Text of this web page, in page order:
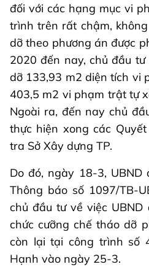
đối với các hạng mục vi
trình trên rất chậm,
dỡ theo phương án được
2020 đến nay, chủ đầu
dỡ 133,93 m2 diện tích vi
403,5 m2 vi phạm trật tự
Ngoài ra, đến nay chủ
thực hiện xong các
tra Sở Xây dựng TP.
Do đó, ngày 18-3,
Thông báo số 1097/TB-
chủ đầu tư về việc
chức cưỡng chế tháo dỡ
còn lại tại công trình số
Hạnh vào ngày 25-3.